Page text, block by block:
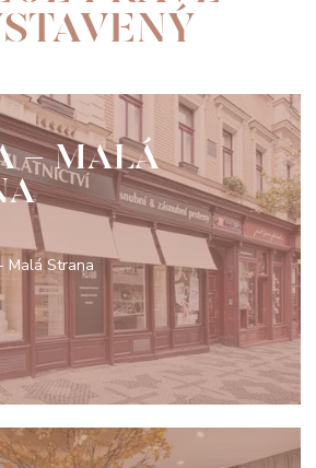
- MALÁ
Malá Strana